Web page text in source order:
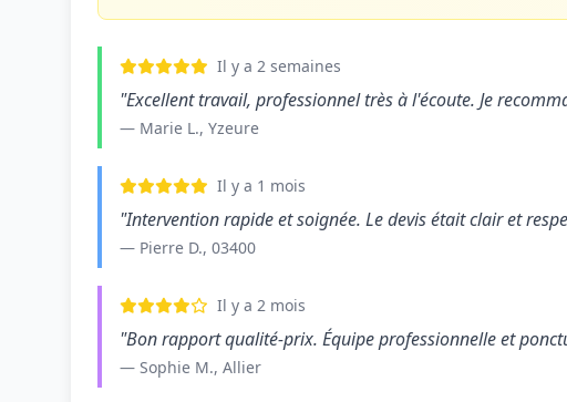
Il y a 2 semaines
"Excellent travail, professionnel très à l'écoute. Je
— Marie L., Yzeure
Il y a 1 mois
"Intervention rapide et soignée. Le devis était clair et
— Pierre D., 03400
Il y a 2 mois
"Bon rapport qualité-prix. Équipe professionnelle et
— Sophie M., Allier